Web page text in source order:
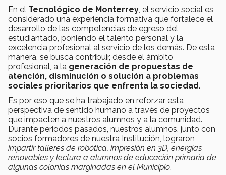
En el Tecnológico de Monterrey , el servicio social es
considerado una experiencia formativa que fortalece el
desarrollo de las competencias de egreso del
estudiantado, poniendo el talento personal y la
excelencia profesional al servicio de los demás. De esta
manera, se busca contribuir, desde el ámbito
profesional, a la generación de propuestas de
atención, disminución o solución a problemas
sociales prioritarios que enfrenta la sociedad.
Es por eso que se ha trabajado en reforzar esta
perspectiva de sentido humano a través de proyectos
que impacten a nuestros alumnos y a la comunidad.
Durante periodos pasados, nuestros alumnos, junto con
socios formadores de nuestra Institución, lograron
impartir talleres de robótica, impresión en 3D, energías
renovables y lectura a alumnos de educación primaria de
algunas colonias marginadas en el Municipio.